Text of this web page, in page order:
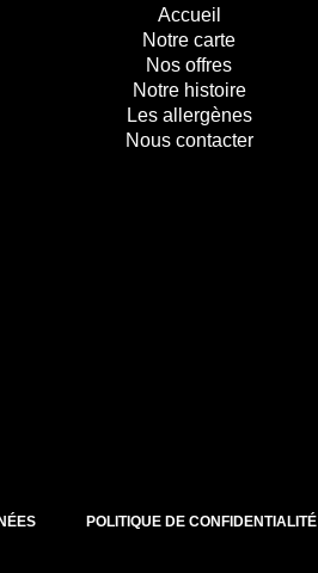
Accueil
Notre carte
Nos offres
Notre histoire
Les allergènes
Nous contacter
POLITIQUE DE CONFIDENTIALITÉ